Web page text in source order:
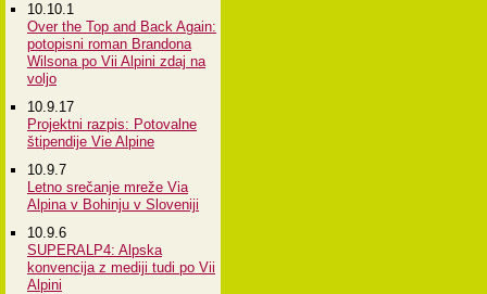
10.10.1
Over the Top and Back Again:
potopisni roman Brandona
Wilsona po Vii Alpini zdaj na
voljo
10.9.17
Projektni razpis: Potovalne
štipendije Vie Alpine
10.9.7
Letno srečanje mreže Via
Alpina v Bohinju v Sloveniji
10.9.6
SUPERALP4: Alpska
konvencija z mediji tudi po Vii
Alpini